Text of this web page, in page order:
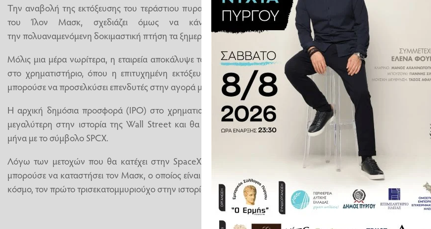
Την αναβολή της εκτόξευσης του τεράστιου πυραύλου Starship ανακοίνωσε η SpaceX
του Ίλον Μασκ, σχεδιάζει όμως να κάνει μια ακόμη προσπάθεια για
την πολυαναμενόμενη δοκιμαστική πτήση τα ξημερώματα του Σαββάτου.
Μόλις μια μέρα νωρίτερα, η εταιρεία αποκάλυψε τα σχέδιά της για το ντεμπούτο ρεκόρ
στο χρηματιστήριο, όπου η επιτυχημένη εκτόξευση του ισχυρού νέου πυραύλου θα
μπορούσε να προσελκύσει επενδυτές στην αγορά μετοχών, επισημαίνει το BBC.
Η αρχική δημόσια προσφορά (IPO) στο χρηματιστήριο Nasdaq αναμένεται να είναι η
μεγαλύτερη στην ιστορία της Wall Street και θα μπορούσε να ξεκινήσει τον επόμενο
μήνα με το σύμβολο SPCX.
Λόγω των μετοχών που θα κατέχει στην SpaceX, η εισαγωγή στο χρηματιστήριο θα
μπορούσε να καταστήσει τον Μασκ, ο οποίος είναι ήδη ο πλουσιότερος άνθρωπος στον
κόσμο, τον πρώτο τρισεκατομμυριούχο στην ιστορία.